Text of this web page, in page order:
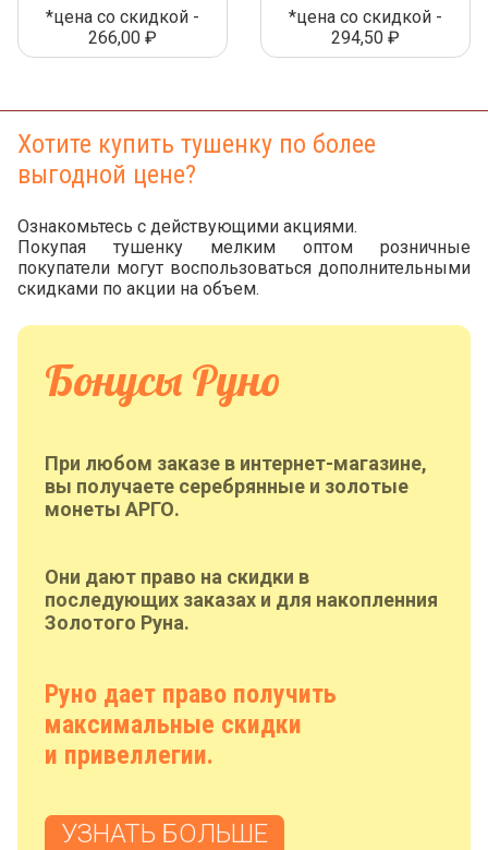
*цена со скидкой -
266,00 ₽
*цена со скидкой -
294,50 ₽
Хотите купить тушенку по более
выгодной цене?
Ознакомьтесь с действующими акциями.
Покупая тушенку мелким оптом розничные
покупатели могут воспользоваться дополнительными
скидками по акции на объем.
Бонусы Руно
При любом заказе в интернет-магазине,
вы получаете серебрянные и золотые
монеты АРГО.
Они дают право на скидки в
последующих заказах и для накопленния
Золотого Руна.
Руно дает право получить
максимальные скидки
и привеллегии.
УЗНАТЬ БОЛЬШЕ